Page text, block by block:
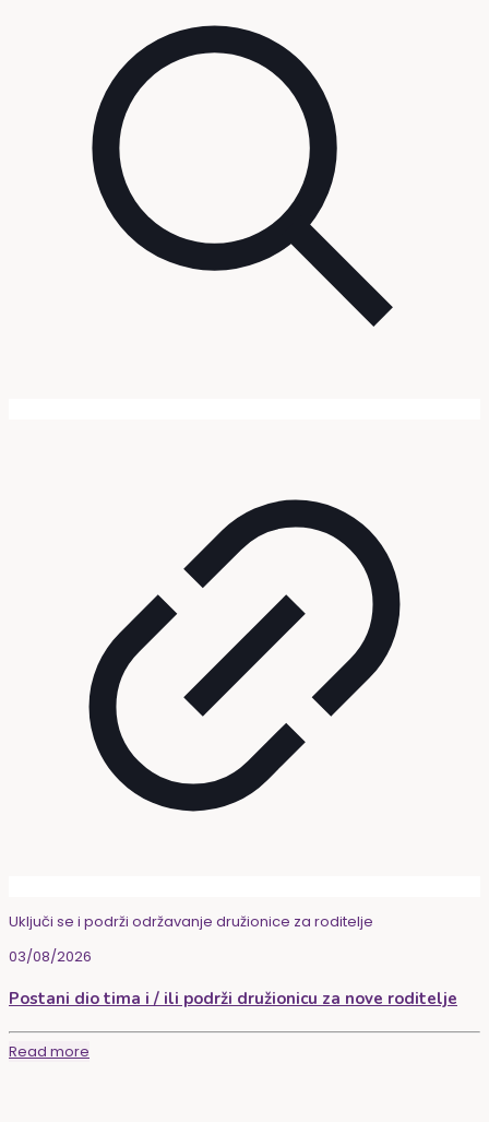
Uključi se i podrži održavanje družionice za roditelje
03/08/2026
Postani dio tima i / ili podrži družionicu za nove roditelje
Read more